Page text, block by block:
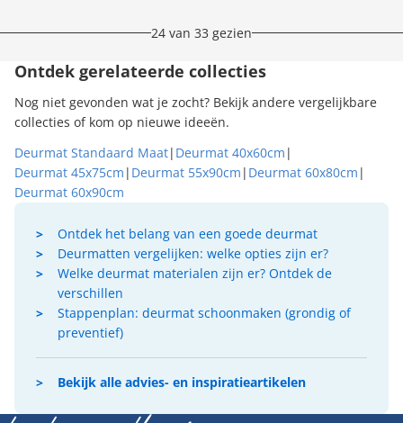
24 van 33 gezien
Ontdek gerelateerde collecties
Nog niet gevonden wat je zocht? Bekijk andere vergelijkbare
collecties of kom op nieuwe ideeën.
Deurmat Standaard Maat| Deurmat 40x60cm |
Deurmat 45x75cm | Deurmat 55x90cm | Deurmat 60x80cm |
Deurmat 60x90cm
Ontdek het belang van een goede deurmat
Deurmatten vergelijken: welke opties zijn er?
Welke deurmat materialen zijn er? Ontdek de
verschillen
Stappenplan: deurmat schoonmaken (grondig of
preventief)
Bekijk alle advies- en inspiratieartikelen